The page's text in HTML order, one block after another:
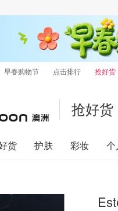
早春购物节 点击排行 抢好货
抢好货
货 护肤 彩妆 个